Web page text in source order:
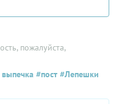
пожалуйста,
выпечка #пост #Лепешки